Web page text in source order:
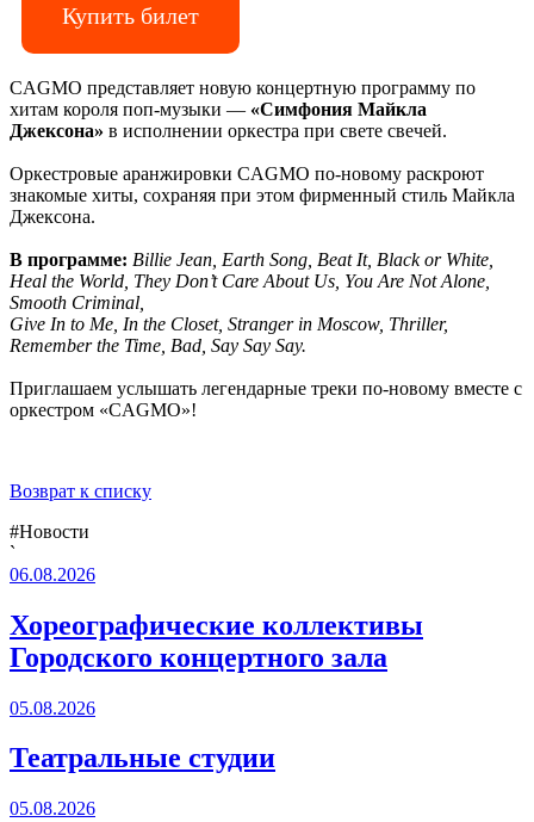
Купить билет
CAGMO представляет новую концертную программу по
хитам короля поп-музыки — «Симфония Майкла
Джексона» в исполнении оркестра при свете свечей.
Оркестровые аранжировки CAGMO по-новому раскроют
знакомые хиты, сохраняя при этом фирменный стиль Майкла
Джексона.
В программе: Billie Jean, Earth Song, Beat It, Black or White,
Heal the World, They Don’t Care About Us, You Are Not Alone,
Smooth Criminal,
Give In to Me, In the Closet, Stranger in Moscow, Thriller,
Remember the Time, Bad, Say Say Say.
Приглашаем услышать легендарные треки по-новому вместе с
оркестром «CAGMO»!
Возврат к списку
#Новости
`
06.08.2026
Хореографические коллективы
Городского концертного зала
05.08.2026
Театральные студии
05.08.2026